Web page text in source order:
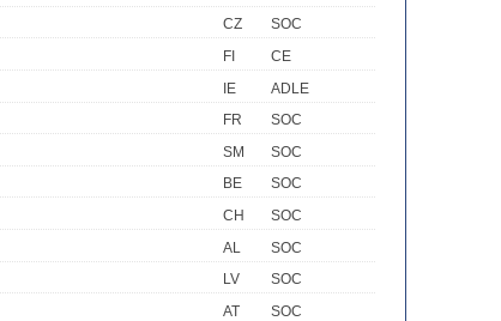
CZ
SOC
FI
CE
IE
ADLE
FR
SOC
SM
SOC
BE
SOC
CH
SOC
AL
SOC
LV
SOC
AT
SOC